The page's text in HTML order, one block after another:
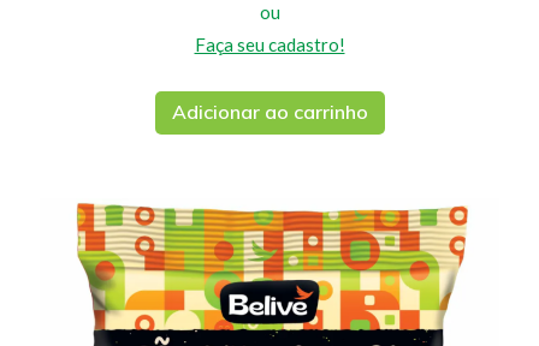
ou
Faça seu cadastro!
Adicionar ao carrinho